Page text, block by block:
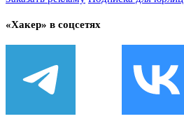
«Хакер» в соцсетях